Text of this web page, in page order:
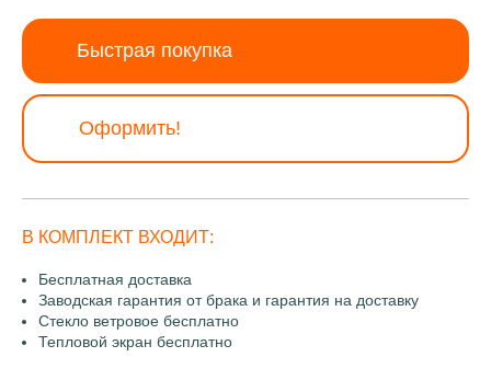
Быстрая покупка
Оформить!
В КОМПЛЕКТ ВХОДИТ:
Бесплатная доставка
Заводская гарантия от брака и гарантия на доставку
Стекло ветровое бесплатно
Тепловой экран бесплатно